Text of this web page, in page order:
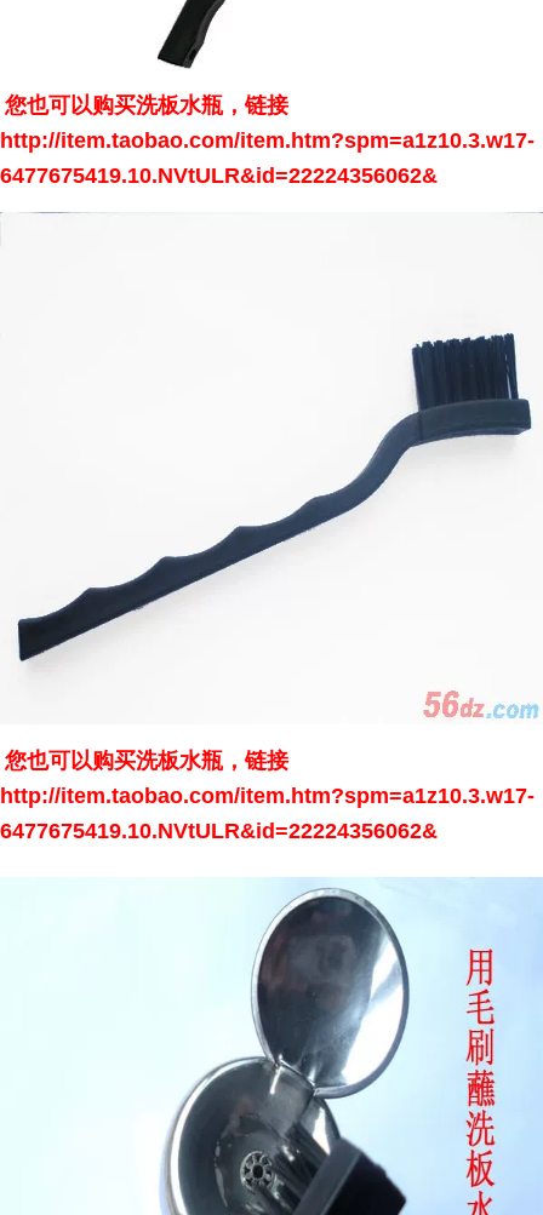
您也可以购买洗板水瓶，链接
http://item.taobao.com/item.htm?spm=a1z10.3.w17-
6477675419.10.NVtULR&id=22224356062&
您也可以购买洗板水瓶，链接
http://item.taobao.com/item.htm?spm=a1z10.3.w17-
6477675419.10.NVtULR&id=22224356062&